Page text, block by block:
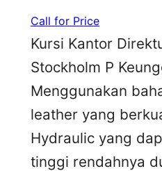
Call for Price
Kursi Kantor
Stockholm P
Menggunakan
leather yang
Hydraulic yang
tinggi rendahnya